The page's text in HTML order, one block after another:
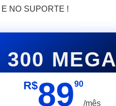
NO SUPORTE !
300 MEGA
R$8990
/mês